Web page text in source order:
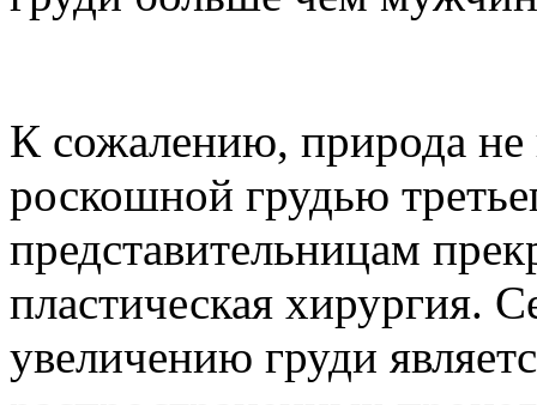
К сожалению, природа
роскошной грудью
представительницам
пластическая хирургия.
увеличению груди